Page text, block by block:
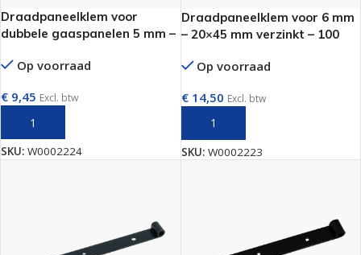
Draadpaneelklem voor
dubbele gaaspanelen 5 mm –
per zak
Op voorraad
€ 9,45 Excl. btw
SKU: W0002224
Draadpaneelklem voor 6 mm
– 20×45 mm verzinkt – 100
Op voorraad
€14,50 Excl. btw
SKU: W0002223